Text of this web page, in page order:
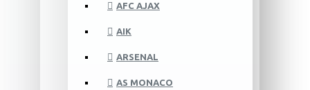
AFC AJAX
AIK
ARSENAL
AS MONACO